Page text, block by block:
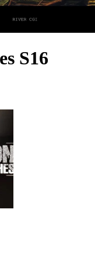
S16